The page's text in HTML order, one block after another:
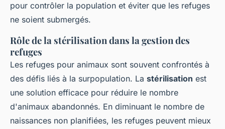
pour contrôler la population et éviter que les refuges
ne soient submergés.
Rôle de la stérilisation dans la gestion des
refuges
Les refuges pour animaux sont souvent confrontés à
des défis liés à la surpopulation. La stérilisation est
une solution efficace pour réduire le nombre
d'animaux abandonnés. En diminuant le nombre de
naissances non planifiées, les refuges peuvent mieux